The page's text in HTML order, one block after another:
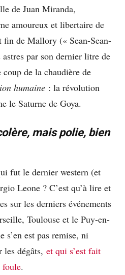
de Juan Miranda,
amoureux et libertaire de
de Mallory (« Sean-Sean-
astres par son dernier litre de
de la chaudière de
humaine : la révolution
le Saturne de Goya.
mais polie, bien
fut le dernier western (et
Leone ? C’est qu’à lire et
sur les derniers événements
Toulouse et le Puy-en-
est pas remise, ni
les dégâts, et qui s’est fait
foule.